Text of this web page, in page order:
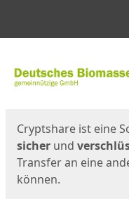
Cryptshare ist eine
sicher und
Transfer an eine
können.